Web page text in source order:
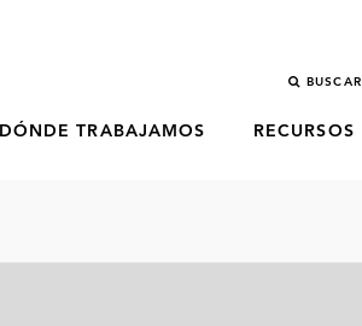
BUSCAR
DÓNDE TRABAJAMOS RECURSOS